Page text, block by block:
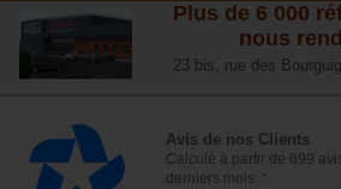
Plus de 6 000
nous
23 bis, rue des
Avis de nos Clients
Calculé à partir de 699
derniers mois. *